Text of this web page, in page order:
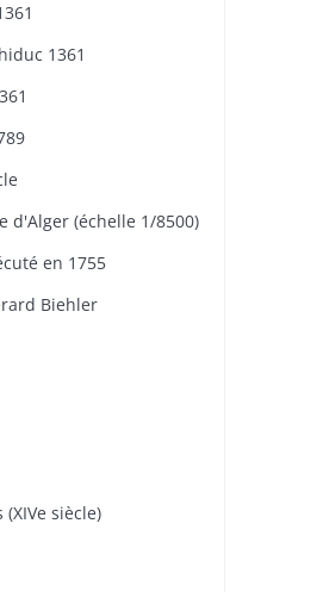
1361
d'Alger (échelle 1/8500)
en 1755
Biehler
siècle)